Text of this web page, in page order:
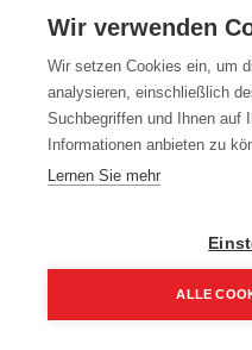
Nm
Artikelnummer:627261000
15,00€
Wir verwenden
Wir setzen Cookies ein, um
analysieren, einschließlich
Suchbegriffen und Ihnen auf
Informationen anbieten zu
Lernen Sie mehr
ALLE